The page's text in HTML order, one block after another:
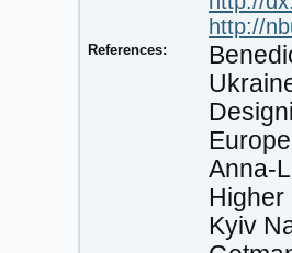
http://
References:
Anna-
Higher
Kyiv